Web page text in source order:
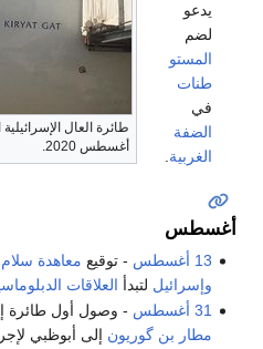
أغسطس 2020.
يدعو
لضم
المستو
طنات
في
الضفة
الغربية
أغسطس
13 أغسطس - توقيع معاهدة سلام
وإسرائيل لتبدأ العلاقات
31 أغسطس
- وصول أول طائرة
مطار بن گوريون إلى أبوظبي